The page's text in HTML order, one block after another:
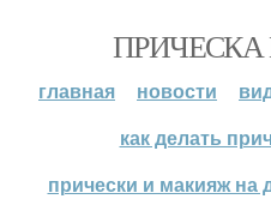
главная новости
как делать
прически и макияж на